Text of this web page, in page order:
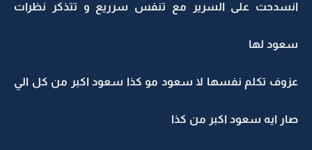
انسدحت على السرير مع تنفس سرريع و تتذكر نظرات
سعود لها
عزوف تكلم نفسها لا سعود مو كذا سعود اكبر من كل الي
صار ايه سعود اكبر من كذا